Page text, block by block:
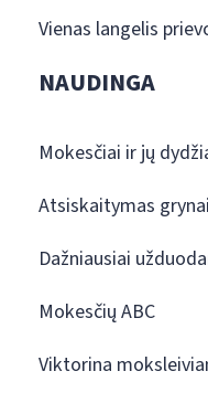
Vienas langelis
NAUDINGA
Mokesčiai ir jų
Atsiskaitymas
Dažniausiai
Mokesčių ABC
Viktorina